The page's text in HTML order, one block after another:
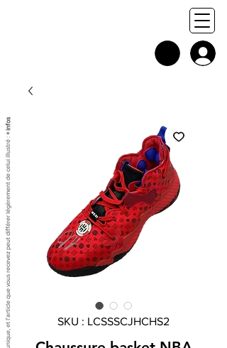
SKU : LCSSSCJHCHS2
Chaque exemplaire est unique, et l'article que vous recevez peut différer légèrement de celui illustré :
+ infos